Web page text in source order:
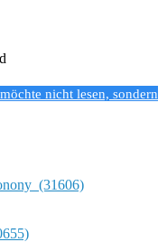
nicht lesen, sondern
(31606)